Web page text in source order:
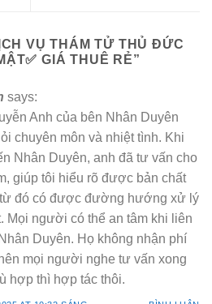
VỤ THÁM TỬ THỦ ĐỨC
GIÁ THUÊ RẺ”
says:
Anh của bên Nhân Duyên
chuyên môn và nhiệt tình. Khi
Nhân Duyên, anh đã tư vấn cho
giúp tôi hiểu rõ được bản chất
đó có được đường hướng xử lý
Mọi người có thể an tâm khi liên
Duyên. Họ không nhận phí
mọi người nghe tư vấn xong
hợp thì hợp tác thôi.